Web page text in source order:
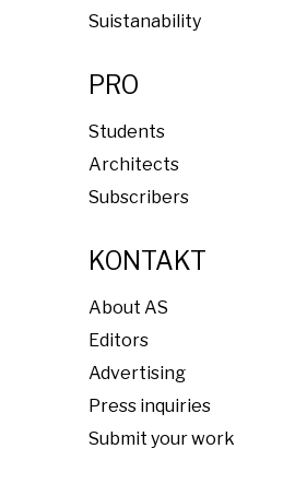
Suistanability
PRO
Students
Architects
Subscribers
KONTAKT
About AS
Editors
Advertising
Press inquiries
Submit your work